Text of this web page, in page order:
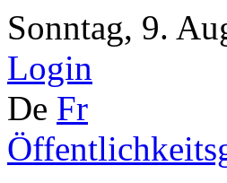
Sonntag, 9.
Login
De Fr